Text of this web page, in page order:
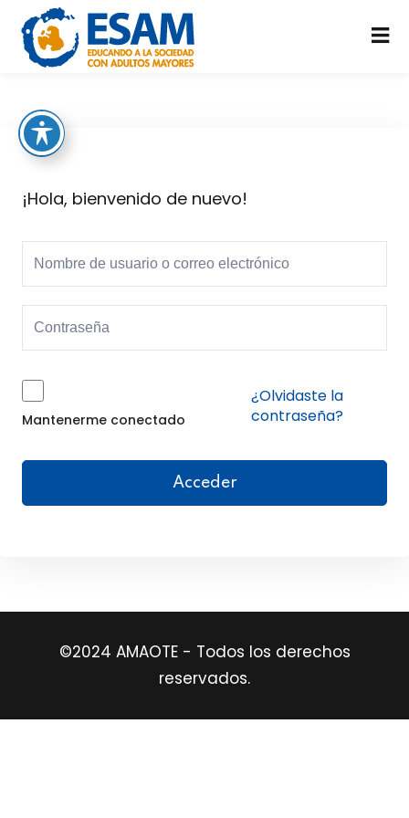
content
¡Hola, bienvenido de nuevo!
Mantenerme conectado
¿Olvidaste la
contraseña?
Acceder
©2024 AMAOTE - Todos los derechos
reservados.
Ingresar
Recordarme Perdio su contraseña?
Registrate